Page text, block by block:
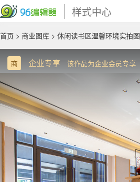
样式中心
首页 > 商业图库 > 休闲读书区温馨环境实拍图
商 企业专享 该作品为企业会员专享